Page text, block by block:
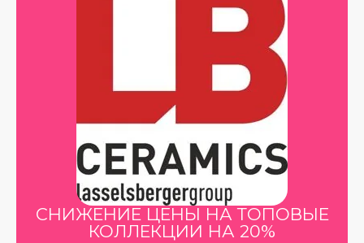
СНИЖЕНИЕ ЦЕНЫ НА ТОПОВЫЕ
КОЛЛЕКЦИИ НА 20%